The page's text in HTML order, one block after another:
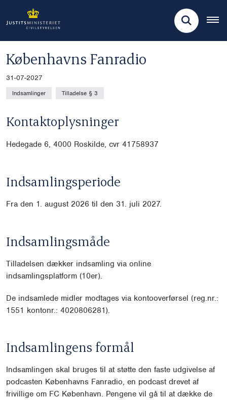
Københavns Fanradio
31-07-2027
Indsamlinger Tilladelse § 3
Kontaktoplysninger
Hedegade 6, 4000 Roskilde, cvr 41758937
Indsamlingsperiode
Fra den 1. august 2026 til den 31. juli 2027.
Indsamlingsmåde
Tilladelsen dækker indsamling via online
indsamlingsplatform (10er).
De indsamlede midler modtages via kontooverførsel (reg.nr.:
1551 kontonr.: 4020806281).
Indsamlingens formål
Indsamlingen skal bruges til at støtte den faste udgivelse af
podcasten Københavns Fanradio, en podcast drevet af
frivillige om FC København. Pengene vil gå til at dække de